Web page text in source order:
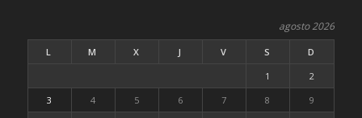
agosto 2026
L M X J V S
D
1
2
3
4 5 6 7 8
9